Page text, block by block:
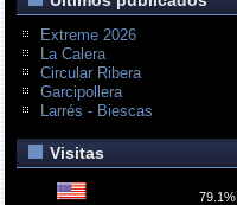
Extreme 2026
La Calera
Circular Ribera
Garcipollera
Larrés - Biescas
Visitas
79.1%